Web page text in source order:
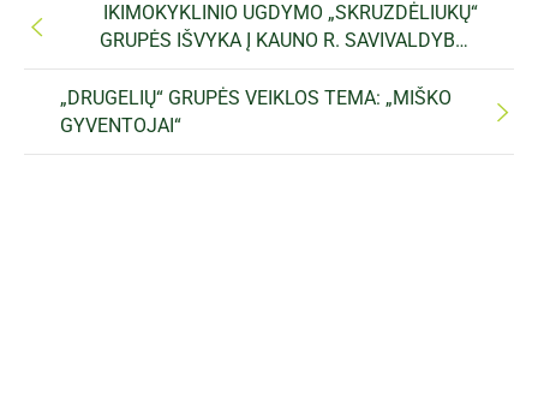
„DRUGELIŲ“ GRUPĖS VEIKLOS TEMA: „MIŠKO
GYVENTOJAI“
IKIMOKYKLINIO UGDYMO „SKRUZDĖLIUKŲ“
GRUPĖS IŠVYKA Į KAUNO R. SAVIVALDYBĖS
VIEŠĄJĄ BIBLIOTEKĄ